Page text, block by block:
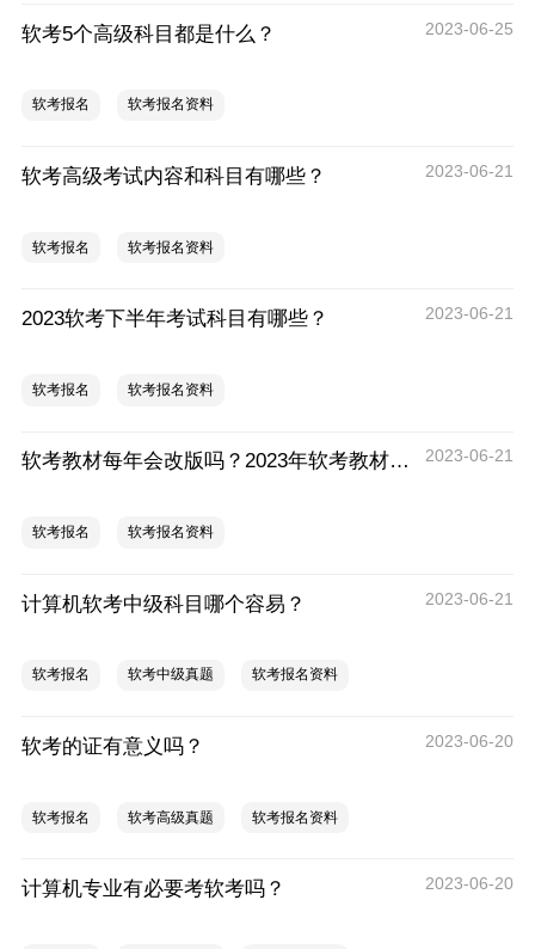
软考5个高级科目都是什么？ 2023-06-25
软考报名 软考报名资料
软考高级考试内容和科目有哪些？ 2023-06-21
软考报名 软考报名资料
2023软考下半年考试科目有哪些？ 2023-06-21
软考报名 软考报名资料
软考教材每年会改版吗？2023年软考教材变更了哪些？ 2023-06-21
软考报名 软考报名资料
计算机软考中级科目哪个容易？ 2023-06-21
软考报名 软考中级真题 软考报名资料
软考的证有意义吗？ 2023-06-20
软考报名 软考高级真题 软考报名资料
计算机专业有必要考软考吗？ 2023-06-20